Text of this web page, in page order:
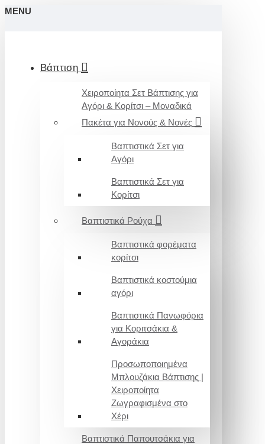
MENU
Βάπτιση
Χειροποίητα Σετ Βάπτισης για
Αγόρι & Κορίτσι – Μοναδικά
Πακέτα για Νονούς & Νονές
Βαπτιστικά Σετ για
Αγόρι
Βαπτιστικά Σετ για
Κορίτσι
Βαπτιστικά Ρούχα
Βαπτιστικά φορέματα
κορίτσι
Βαπτιστικά κοστούμια
αγόρι
Βαπτιστικά Πανωφόρια
για Κοριτσάκια &
Αγοράκια
Προσωποποιημένα
Μπλουζάκια Βάπτισης |
Χειροποίητα
Ζωγραφισμένα στο
Χέρι
Βαπτιστικά Παπουτσάκια για